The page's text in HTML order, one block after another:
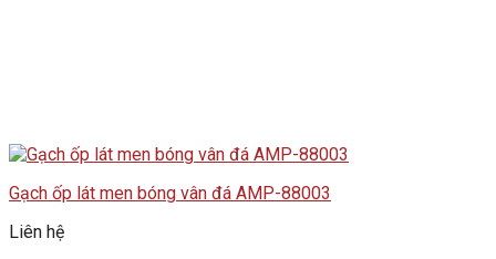
Gạch ốp lát men bóng vân đá AMP-88003
Liên hệ